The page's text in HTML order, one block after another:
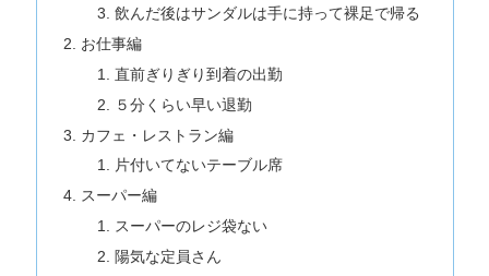
飲んだ後はサンダルは手に持って裸足で帰る
お仕事編
直前ぎりぎり到着の出勤
５分くらい早い退勤
カフェ・レストラン編
片付いてないテーブル席
スーパー編
スーパーのレジ袋ない
陽気な定員さん